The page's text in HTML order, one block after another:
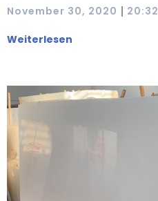
November 30, 2020 | 20:32
Weiterlesen